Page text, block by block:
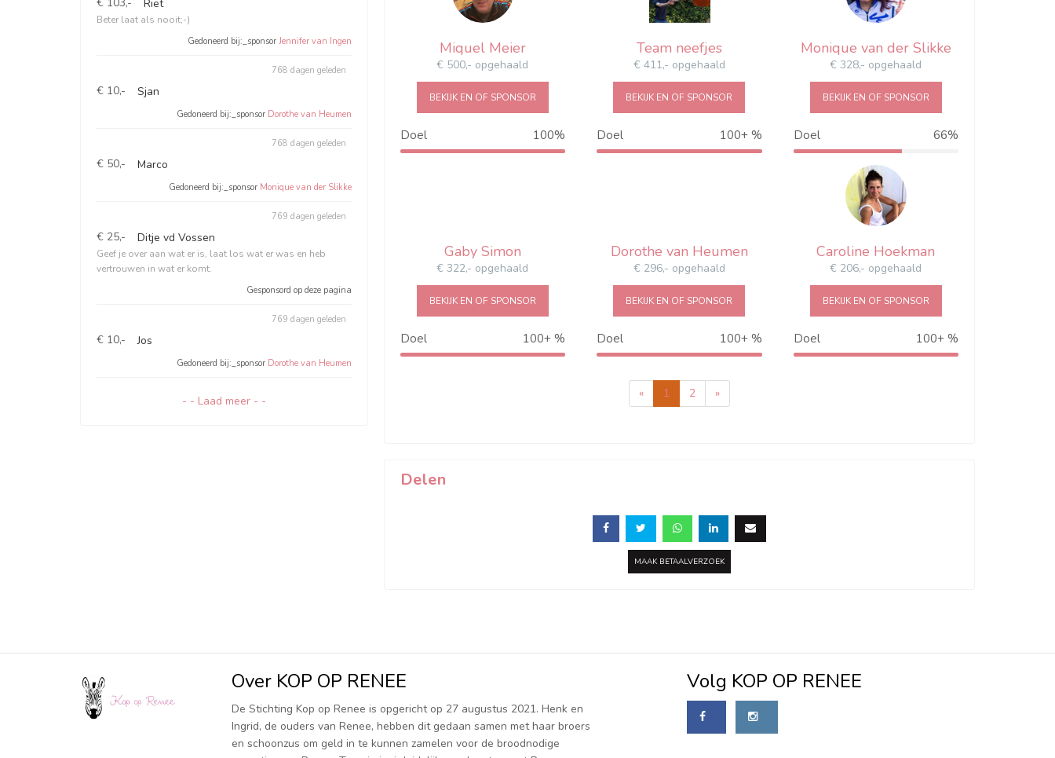
Riet
Beter laat als nooit;-)
Gedoneerd bij:_sponsor Jennifer van Ingen
€ 10,- Sjan
768 dagen geleden
Gedoneerd bij:_sponsor Dorothe van Heumen
€ 50,- Marco
768 dagen geleden
Gedoneerd bij:_sponsor Monique van der Slikke
€ 25,- Ditje vd Vossen
Geef je over aan wat er is, laat los wat er was en heb
vertrouwen in wat er komt.
769 dagen geleden
Gesponsord op deze pagina
€ 10,- Jos
769 dagen geleden
Gedoneerd bij:_sponsor Dorothe van Heumen
- - Laad meer - -
Miquel Meier
€ 500,- opgehaald
BEKIJK EN OF SPONSOR
Doel 100%
100%
Team neefjes
€ 411,- opgehaald
BEKIJK EN OF SPONSOR
Doel 100+ %
137%
Monique van der Slikke
€ 328,- opgehaald
BEKIJK EN OF SPONSOR
Doel 66%
66%
Gaby Simon
€ 322,- opgehaald
BEKIJK EN OF SPONSOR
Doel 100+ %
129%
Dorothe van Heumen
€ 296,- opgehaald
BEKIJK EN OF SPONSOR
Doel 100+ %
148%
Caroline Hoekman
€ 206,- opgehaald
BEKIJK EN OF SPONSOR
Doel 100+ %
103%
« 1 2 »
Delen
MAAK BETAALVERZOEK
Over KOP OP RENEE
De Stichting Kop op Renee is opgericht op 27 augustus 2021. Henk en
Ingrid, de ouders van Renee, hebben dit gedaan samen met haar broers
en schoonzus om geld in te kunnen zamelen voor de broodnodige
Volg KOP OP RENEE